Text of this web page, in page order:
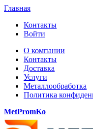
Главная
Контакты
Войти
О компании
Контакты
Доставка
Услуги
Металлообработка
Политика
MetPromKo